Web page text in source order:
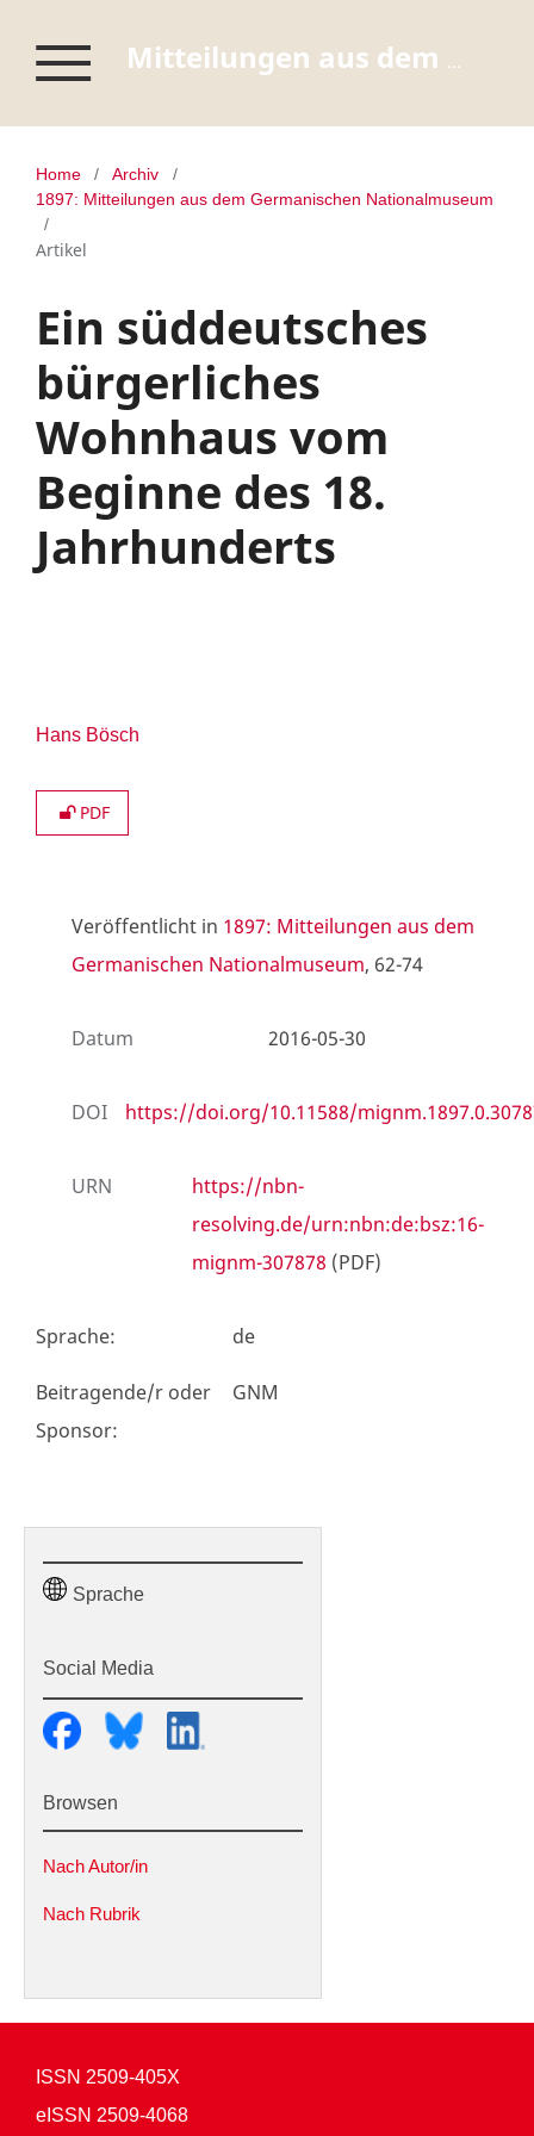
Mitteilungen aus dem Germanischen Nationalmuseum
Home / Archiv
/
1897: Mitteilungen aus dem Germanischen Nationalmuseum
/
Artikel
Ein süddeutsches
bürgerliches
Wohnhaus vom
Beginne des 18.
Jahrhunderts
Hans Bösch
PDF
Veröffentlicht in 1897: Mitteilungen aus dem
Germanischen Nationalmuseum, 62-74
Datum 2016-05-30
DOI https://doi.org/10.11588/
URN
https://nbn-
resolving.de/urn:nbn:de:bsz:16-
mignm-307878 (PDF)
Sprache: de
Beitragende/r oder
Sponsor:
GNM
Sprache
Browsen
Nach Autor/in
Nach Rubrik
ISSN 2509-405X
eISSN 2509-4068